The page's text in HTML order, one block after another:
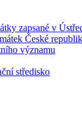
zapsané v
České
významu
středisko